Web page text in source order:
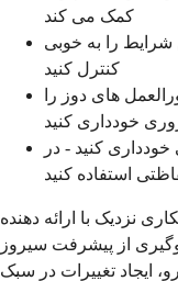
کمک می کند
شرایط را به خوبی
کنترل کنید
های دوز را
خودداری کنید
کنید - در
استفاده کنید
نزدیک با ارائه دهنده
از پیشرفت سیروز
تغییرات در سبک